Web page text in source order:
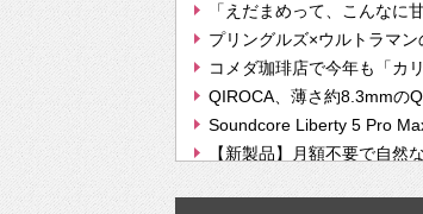
「えだまめって、こんなに
プリングルズ×ウルトラマ
コメダ珈琲店で今年も「カ
QIROCA、薄さ約8.3mmの
Soundcore Liberty 5 Pro
【新製品】月額不要で自然
【次世代の没入感と生産性